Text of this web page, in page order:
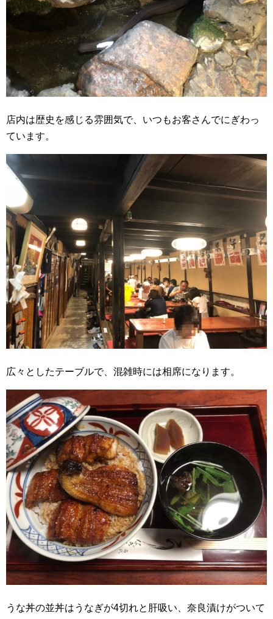
店内は歴史を感じる雰囲気で、いつもお客さんでにぎわっ
ています。
広々としたテーブルで、混雑時には相席になります。
うな丼の並丼はうなぎが4切れと肝吸い、奈良漬けがついて